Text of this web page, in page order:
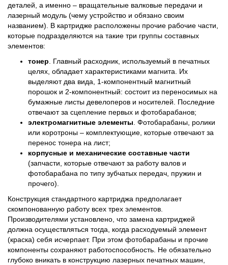
деталей, а именно – вращательные валковые передачи и
лазерный модуль (чему устройство и обязано своим
названием). В картридже расположены прочие рабочие части,
которые подразделяются на такие три группы составных
элементов:
тонер. Главный расходник, используемый в печатных
целях, обладает характеристиками магнита. Их
выделяют два вида, 1-компонентный магнитный
порошок и 2-компонентный: состоит из переносимых на
бумажные листы девелоперов и носителей. Последние
отвечают за сцепление первых и фотобарабанов;
электромагнитные элементы. Фотобарабаны, ролики
или коротроны – комплектующие, которые отвечают за
перенос тонера на лист;
корпусные и механические составные части
(запчасти, которые отвечают за работу валов и
фотобарабана по типу зубчатых передач, пружин и
прочего).
Конструкция стандартного картриджа предполагает
скомпонованную работу всех трех элементов.
Производителями установлено, что замена картриджей
должна осуществляться тогда, когда расходуемый элемент
(краска) себя исчерпает. При этом фотобарабаны и прочие
компоненты сохраняют работоспособность. Не обязательно
глубоко вникать в конструкцию лазерных печатных машин,